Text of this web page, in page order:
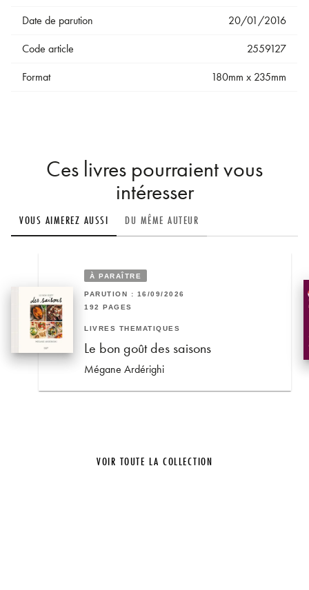
Date de parution
20/01/2016
Code article
2559127
Format
180mm x 235mm
Ces livres pourraient vous
intéresser
VOUS AIMEREZ AUSSI DU MÊME AUTEUR
À PARAÎTRE
PARUTION : 16/09/2026
192 PAGES
LIVRES THÉMATIQUES
Le bon goût des saisons
Mégane Ardérighi
VOIR TOUTE LA COLLECTION